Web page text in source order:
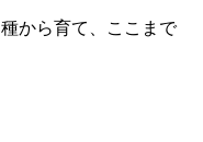
から育て、ここまで